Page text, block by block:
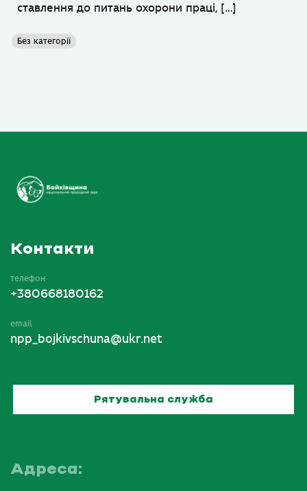
ставлення до питань охорони праці, […]
Без категорії
Контакти
телефон
+380668180162
email
npp_bojkivschuna@ukr.net
Рятувальна служба
Адреса: